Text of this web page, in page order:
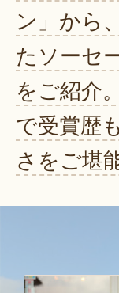
ン」から
たソーセ
をご紹介
で受賞歴
さをご堪